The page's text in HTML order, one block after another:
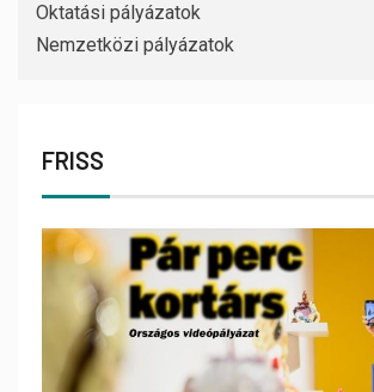
Oktatási pályázatok
Nemzetközi pályázatok
FRISS